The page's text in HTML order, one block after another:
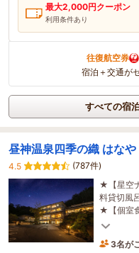
最大2,000円クーポン
利用条件あり
往復航空券
宿泊＋交通が
すべての宿
昼神温泉四季の織 はなや
4.5
(787件)
★【星空
料貸切風
★【個室
会席★【
8時間